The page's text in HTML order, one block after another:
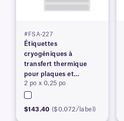
#FSA-227
Étiquettes
cryogéniques à
transfert thermique
pour plaques et
conteneurs congelés
2 po x 0,25 po
$143.40 ($0.072/label)